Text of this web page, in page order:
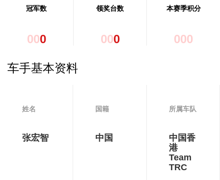
冠军数
000
领奖台数
000
本赛季积分
000
车手基本资料
姓名
张宏智
国籍
中国
所属车队
中国香
港
Team
TRC